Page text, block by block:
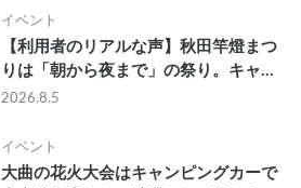
イベント
【利用者のリアルな声】秋田竿燈まつ
りは「朝から夜まで」の祭り。キャン
ピングカーで行った2組の記録
2026.8.5
イベント
大曲の花火大会はキャンピングカーで